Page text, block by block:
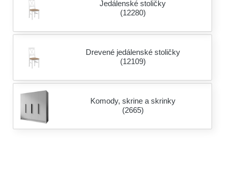
Jedálenské stoličky
(12280)
Drevené jedálenské stoličky
(12109)
Komody, skrine a skrinky
(2665)